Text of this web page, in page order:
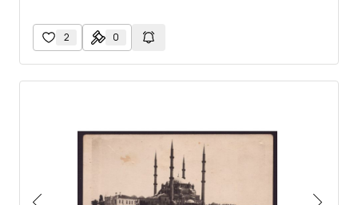
2 0